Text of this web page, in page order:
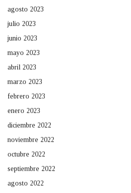
agosto 2023
julio 2023
junio 2023
mayo 2023
abril 2023
marzo 2023
febrero 2023
enero 2023
diciembre 2022
noviembre 2022
octubre 2022
septiembre 2022
agosto 2022